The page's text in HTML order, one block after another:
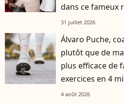
dans ce fameux
31 juillet 2026
Álvaro Puche,
plutôt que de
plus efficace de
exercices en 4
4 août 2026